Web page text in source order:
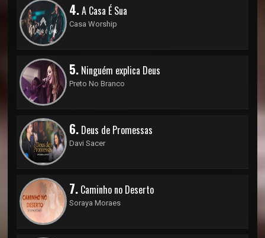
4.A Casa É Sua
Casa Worship
5. Ninguém explica Deus
Preto No Branco
6. Deus de Promessas
Davi Sacer
7. Caminho no Deserto
Soraya Moraes